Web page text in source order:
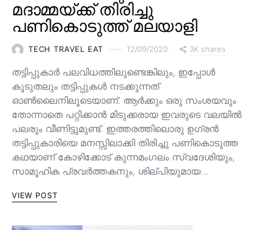
മദാമ്മയ്ക്ക് തിരിച്ചു
പണികൊടുത്ത് മലയാളി
TECH TRAVEL EAT 12/09/2020 3K shares
തട്ടിപ്പുകാർ പലവിധത്തിലുണ്ടെങ്കിലും, ഇപ്പോൾ
കൂടുതലും തട്ടിപ്പുകൾ നടക്കുന്നത്
ഓൺലൈനിലൂടെയാണ്. ആർക്കും ഒരു സംശയവും
തോന്നാതെ പറ്റിക്കാൻ മിടുക്കരായ ഇവരുടെ വലയിൽ
പലരും വീണിട്ടുമുണ്ട്. ഇത്തരത്തിലൊരു ഉഗ്രൻ
തട്ടിപ്പുകാരിയെ മനസ്സിലാക്കി തിരിച്ചു പണികൊടുത്ത
കഥയാണ് കോഴിക്കോട് കുന്നമംഗലം സ്വദേശിയും,
സാമൂഹിക പ്രവർത്തകനും, ശില്പിയുമായ…
VIEW POST